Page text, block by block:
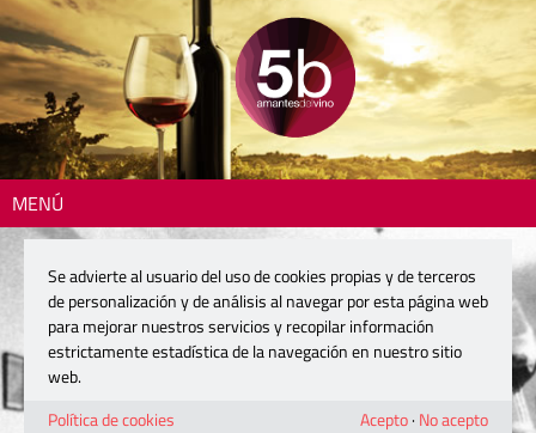
MENÚ
Se advierte al usuario del uso de cookies propias y de terceros
de personalización y de análisis al navegar por esta página web
para mejorar nuestros servicios y recopilar información
estrictamente estadística de la navegación en nuestro sitio
web.
Política de cookies
Acepto· No acepto